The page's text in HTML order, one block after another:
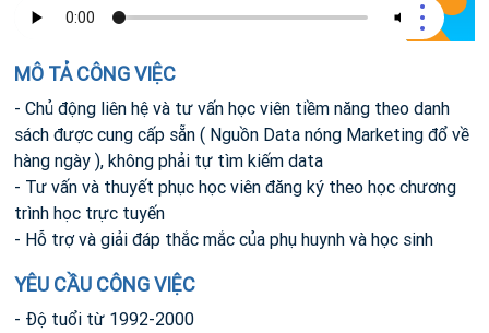
MÔ TẢ CÔNG VIỆC
- Chủ động liên hệ và tư vấn học viên tiềm năng theo danh
sách được cung cấp sẵn ( Nguồn Data nóng Marketing đổ về
hàng ngày ), không phải tự tìm kiếm data
- Tư vấn và thuyết phục học viên đăng ký theo học chương
trình học trực tuyến
- Hỗ trợ và giải đáp thắc mắc của phụ huynh và học sinh
YÊU CẦU CÔNG VIỆC
- Độ tuổi từ 1992-2000